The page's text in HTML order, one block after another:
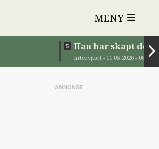
MENY
Han har skapt den nye
Viking-tiå
Intervjuet - 11.05.2026 - 08:00